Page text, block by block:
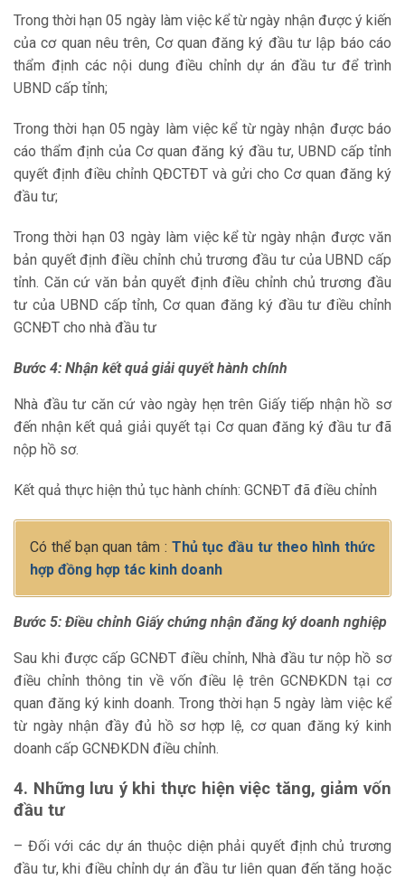
Trong thời hạn 05 ngày làm việc kể từ ngày nhận được ý kiến
của cơ quan nêu trên, Cơ quan đăng ký đầu tư lập báo cáo
thẩm định các nội dung điều chỉnh dự án đầu tư để trình
UBND cấp tỉnh;
Trong thời hạn 05 ngày làm việc kể từ ngày nhận được báo
cáo thẩm định của Cơ quan đăng ký đầu tư, UBND cấp tỉnh
quyết định điều chỉnh QĐCTĐT và gửi cho Cơ quan đăng ký
đầu tư;
Trong thời hạn 03 ngày làm việc kể từ ngày nhận được văn
bản quyết định điều chỉnh chủ trương đầu tư của UBND cấp
tỉnh. Căn cứ văn bản quyết định điều chỉnh chủ trương đầu
tư của UBND cấp tỉnh, Cơ quan đăng ký đầu tư điều chỉnh
GCNĐT cho nhà đầu tư
Bước 4: Nhận kết quả giải quyết hành chính
Nhà đầu tư căn cứ vào ngày hẹn trên Giấy tiếp nhận hồ sơ
đến nhận kết quả giải quyết tại Cơ quan đăng ký đầu tư đã
nộp hồ sơ.
Kết quả thực hiện thủ tục hành chính: GCNĐT đã điều chỉnh
Có thể bạn quan tâm : Thủ tục đầu tư theo hình thức
hợp đồng hợp tác kinh doanh
Bước 5: Điều chỉnh Giấy chứng nhận đăng ký doanh nghiệp
Sau khi được cấp GCNĐT điều chỉnh, Nhà đầu tư nộp hồ sơ
điều chỉnh thông tin về vốn điều lệ trên GCNĐKDN tại cơ
quan đăng ký kinh doanh. Trong thời hạn 5 ngày làm việc kể
từ ngày nhận đầy đủ hồ sơ hợp lệ, cơ quan đăng ký kinh
doanh cấp GCNĐKDN điều chỉnh.
4. Những lưu ý khi thực hiện việc tăng, giảm vốn
đầu tư
– Đối với các dự án thuộc diện phải quyết định chủ trương
đầu tư, khi điều chỉnh dự án đầu tư liên quan đến tăng hoặc